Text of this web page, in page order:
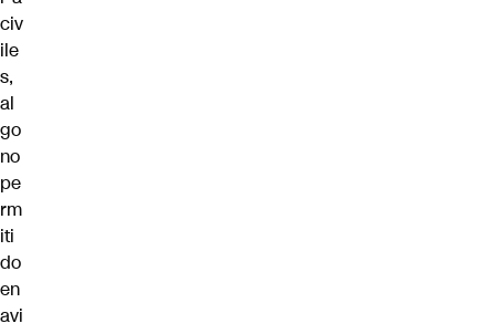
civ
ile
s,
al
go
no
pe
rm
iti
do
en
avi